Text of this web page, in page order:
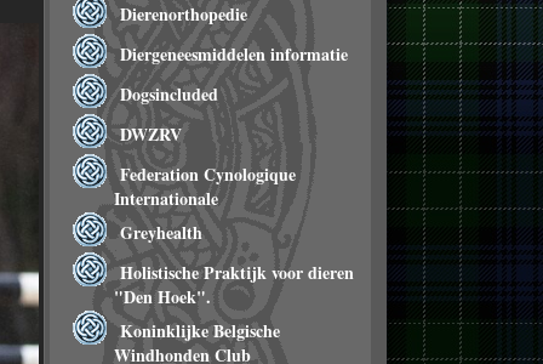
Dierenorthopedie
Diergeneesmiddelen informatie
Dogsincluded
DWZRV
Federation Cynologique
Internationale
Greyhealth
Holistische Praktijk voor dieren
"Den Hoek".
Koninklijke Belgische
Windhonden Club